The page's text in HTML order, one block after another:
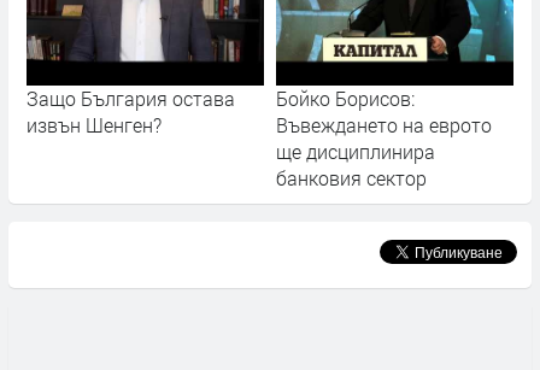
Защо България остава
извън Шенген?
Бойко Борисов:
Въвеждането на еврото
ще дисциплинира
банковия сектор